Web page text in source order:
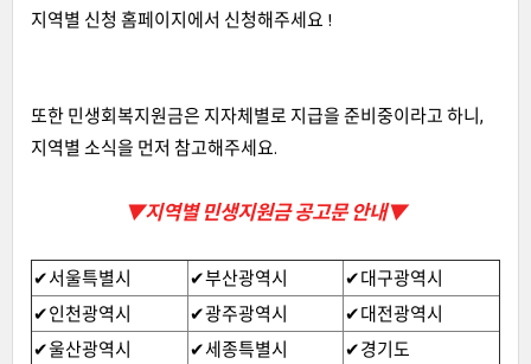
지역별 신청 홈페이지에서 신청해주세요 !
또한 민생회복지원금은 지자체별로 지급을 준비중이라고 하니,
지역별 소식을 먼저 참고해주세요.
▼지역별 민생지원금 공고문 안내▼
✔서울특별시 ✔부산광역시
✔대구광역시
✔인천광역시
✔광주광역시
✔대전광역시
✔울산광역시
✔세종특별시
✔경기도